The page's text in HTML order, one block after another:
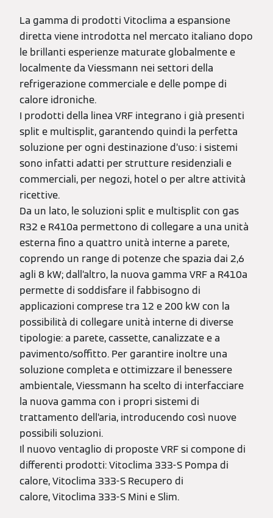
La gamma di prodotti Vitoclima a espansione
diretta viene introdotta nel mercato italiano dopo
le brillanti esperienze maturate globalmente e
localmente da Viessmann nei settori della
refrigerazione commerciale e delle pompe di
calore idroniche.
I prodotti della linea VRF integrano i già presenti
split e multisplit, garantendo quindi la perfetta
soluzione per ogni destinazione d’uso: i sistemi
sono infatti adatti per strutture residenziali e
commerciali, per negozi, hotel o per altre attività
ricettive.
Da un lato, le soluzioni split e multisplit con gas
R32 e R410a permettono di collegare a una unità
esterna fino a quattro unità interne a parete,
coprendo un range di potenze che spazia dai 2,6
agli 8 kW; dall’altro, la nuova gamma VRF a R410a
permette di soddisfare il fabbisogno di
applicazioni comprese tra 12 e 200 kW con la
possibilità di collegare unità interne di diverse
tipologie: a parete, cassette, canalizzate e a
pavimento/soffitto. Per garantire inoltre una
soluzione completa e ottimizzare il benessere
ambientale, Viessmann ha scelto di interfacciare
la nuova gamma con i propri sistemi di
trattamento dell’aria, introducendo così nuove
possibili soluzioni.
Il nuovo ventaglio di proposte VRF si compone di
differenti prodotti: Vitoclima 333-S Pompa di
calore, Vitoclima 333-S Recupero di
calore, Vitoclima 333-S Mini e Slim.